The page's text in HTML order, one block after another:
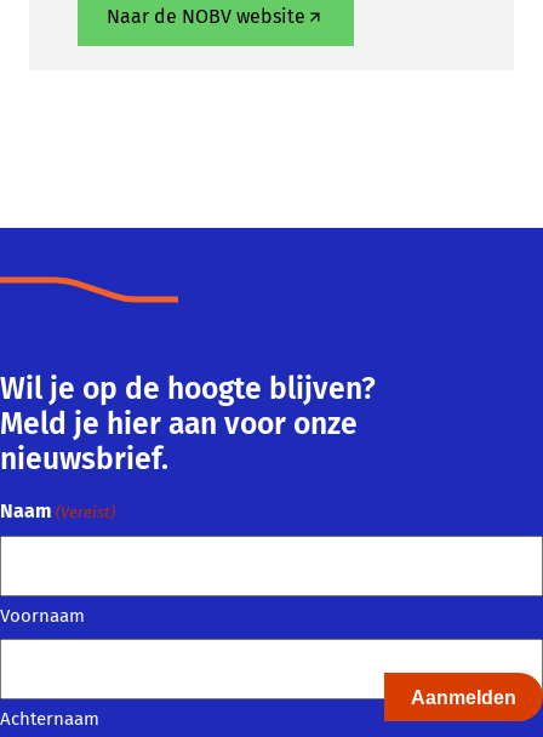
Naar de NOBV website
Wil je op de hoogte blijven?
Meld je hier aan voor onze
nieuwsbrief.
Naam (Vereist)
Voornaam
Achternaam